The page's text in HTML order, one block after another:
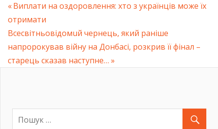
Навігація
записів
Previous
Post:
Виплати на оздоровлення: хто з українців може їх
отримати
Next
Post:
Всесвітньовідомuй чернець, який рaніше
нaпророкував війну нa Донбaсі, розкрив її фінaл –
стaрець скaзaв нaступне…